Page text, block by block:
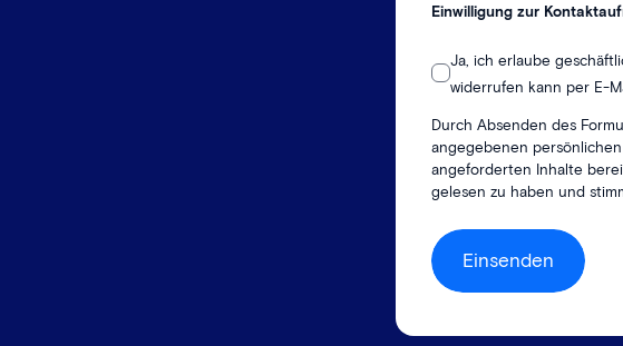
Einwilligung zur
Ja, ich erlaube
widerrufen kann per E-
Durch Absenden des
angegebenen
angeforderten Inhalte
gelesen zu haben und